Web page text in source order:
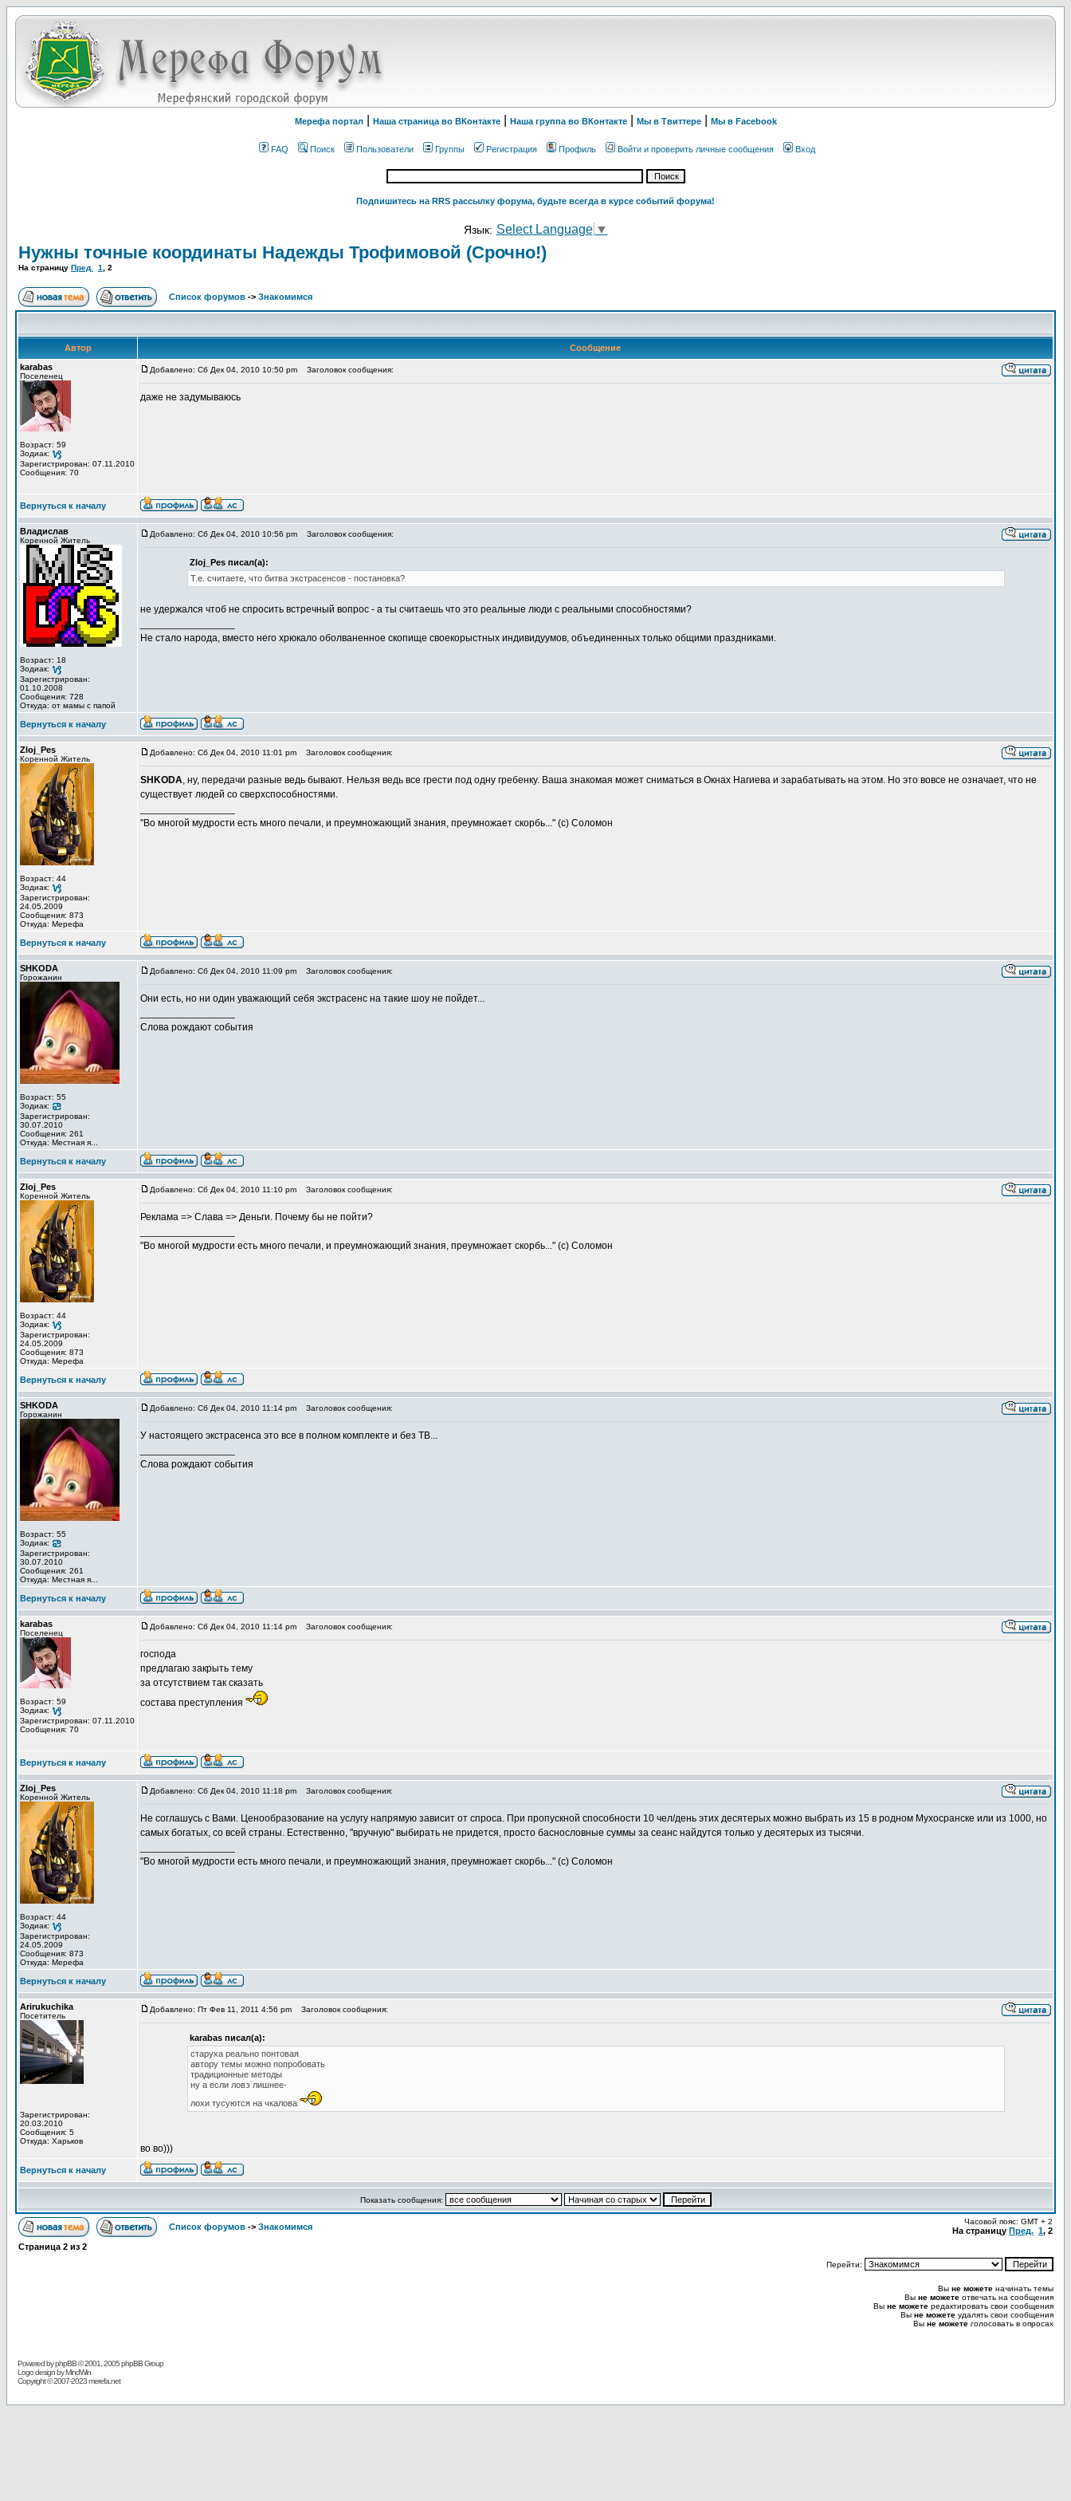
Мерефа портал| Наша страница во ВКонтакте| Наша группа во ВКонтакте| Мы в Твиттере| Мы в Facebook
FAQ Поиск Пользователи Группы Регистрация Профиль Войти и проверить личные сообщения Вход
Подпишитесь на RRS рассылку форума, будьте всегда в курсе событий форума!
Язык: Select Language ▼
Нужны точные координаты Надежды Трофимовой (Срочно!)
На страницу Пред. 1 2
Список форумов -> Знакомимся
Автор
Сообщение
karabas
Поселенец
Возраст: 59
Зодиак:
Зарегистрирован: 07.11.2010
Сообщения: 70
Добавлено: Сб Дек 04, 2010 10:50 pm Заголовок сообщения:
даже не задумываюсь
Вернуться к началу
Владислав
Коренной Житель
Возраст: 18
Зодиак:
Зарегистрирован:
01.10.2008
Сообщения: 728
Откуда: от мамы с папой
Добавлено: Сб Дек 04, 2010 10:56 pm Заголовок сообщения:
Zloj_Pes писал(а):
Т.е. считаете, что битва экстрасенсов - постановка?
не удержался чтоб не спросить встречный вопрос - а ты считаешь что это реальные люди с реальными способностями?
Не стало народа, вместо него хрюкало оболваненное скопище своекорыстных индивидуумов, объединенных только общими праздниками.
Вернуться к началу
Zloj_Pes
Коренной Житель
Возраст: 44
Зодиак:
Зарегистрирован:
24.05.2009
Сообщения: 873
Откуда: Мерефа
Добавлено: Сб Дек 04, 2010 11:01 pm Заголовок сообщения:
SHKODA, ну, передачи разные ведь бывают. Нельзя ведь все грести под одну гребенку. Ваша знакомая может сниматься в Окнах Нагиева и зарабатывать на этом. Но это вовсе не означает, что не
существует людей со сверхспособностями.
"Во многой мудрости есть много печали, и преумножающий знания, преумножает скорбь..." (с) Соломон
Вернуться к началу
SHKODA
Горожанин
Возраст: 55
Зодиак:
Зарегистрирован:
30.07.2010
Сообщения: 261
Откуда: Местная я...
Добавлено: Сб Дек 04, 2010 11:09 pm Заголовок сообщения:
Они есть, но ни один уважающий себя экстрасенс на такие шоу не пойдет...
Слова рождают события
Вернуться к началу
Zloj_Pes
Коренной Житель
Возраст: 44
Зодиак:
Зарегистрирован:
24.05.2009
Сообщения: 873
Откуда: Мерефа
Добавлено: Сб Дек 04, 2010 11:10 pm Заголовок сообщения:
Реклама => Слава => Деньги. Почему бы не пойти?
"Во многой мудрости есть много печали, и преумножающий знания, преумножает скорбь..." (с) Соломон
Вернуться к началу
SHKODA
Горожанин
Возраст: 55
Зодиак:
Зарегистрирован:
30.07.2010
Сообщения: 261
Откуда: Местная я...
Добавлено: Сб Дек 04, 2010 11:14 pm Заголовок сообщения:
У настоящего экстрасенса это все в полном комплекте и без ТВ...
Слова рождают события
Вернуться к началу
karabas
Поселенец
Возраст: 59
Зодиак:
Зарегистрирован: 07.11.2010
Сообщения: 70
Добавлено: Сб Дек 04, 2010 11:14 pm Заголовок сообщения:
господа
предлагаю закрыть тему
за отсутствием так сказать
состава преступления
Вернуться к началу
Zloj_Pes
Коренной Житель
Возраст: 44
Зодиак:
Зарегистрирован:
24.05.2009
Сообщения: 873
Откуда: Мерефа
Добавлено: Сб Дек 04, 2010 11:18 pm Заголовок сообщения:
Не соглашусь с Вами. Ценообразование на услугу напрямую зависит от спроса. При пропускной способности 10 чел/день этих десятерых можно выбрать из 15 в родном Мухосранске или из 1000, но
самых богатых, со всей страны. Естественно, "вручную" выбирать не придется, просто баснословные суммы за сеанс найдутся только у десятерых из тысячи.
"Во многой мудрости есть много печали, и преумножающий знания, преумножает скорбь..." (с) Соломон
Вернуться к началу
Arirukuchika
Посетитель
Зарегистрирован:
20.03.2010
Сообщения: 5
Откуда: Харьков
Добавлено: Пт Фев 11, 2011 4:56 pm Заголовок сообщения:
karabas писал(а):
старуха реально понтовая
автору темы можно попробовать
традиционные методы
ну а если ловэ лишнее-
лохи тусуются на чкалова
во во)))
Вернуться к началу
Показать сообщения:
Список форумов -> Знакомимся
Часовой пояс: GMT + 2
На страницу Пред. 1, 2
Страница 2 из 2
Перейти:
Вы не можете начинать темы
Вы не можете отвечать на сообщения
Вы не можете редактировать свои сообщения
Вы не можете удалять свои сообщения
Вы не можете голосовать в опросах
Powered byphpBB© 2001, 2005 phpBB Group
Logo design by MindWin
Copyright © 2007-2023 merefa.net